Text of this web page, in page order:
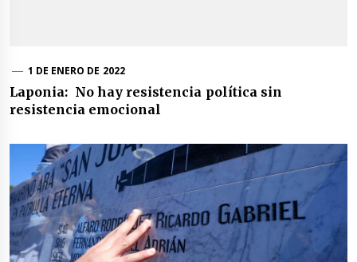
1 DE ENERO DE 2022
Laponia: No hay resistencia política sin
resistencia emocional